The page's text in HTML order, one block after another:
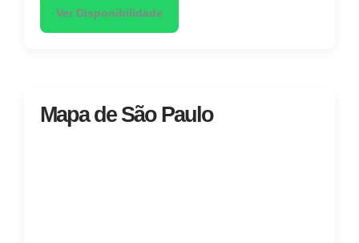
Ver Disponibilidade
Mapa de São Paulo